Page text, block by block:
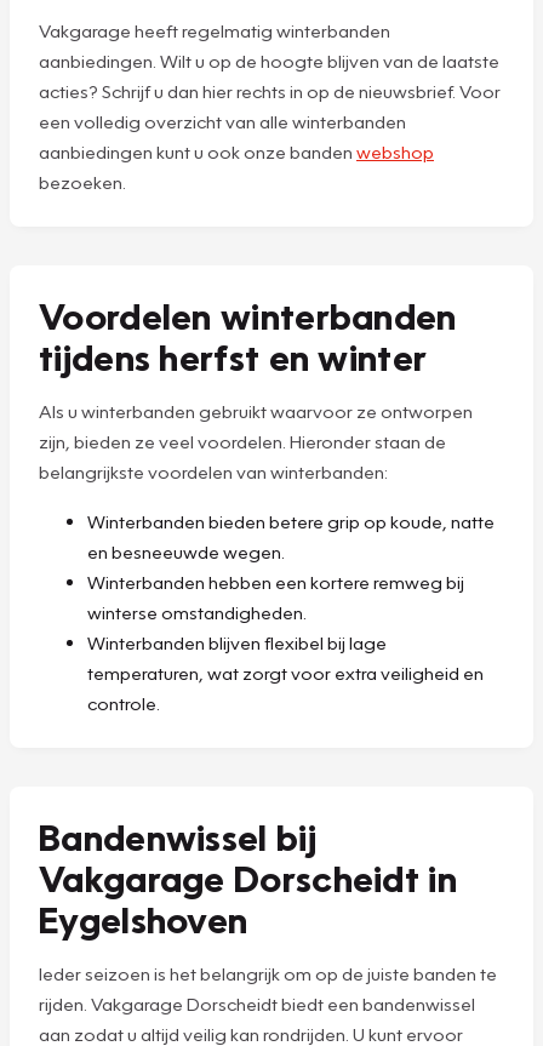
Vakgarage heeft regelmatig winterbanden
aanbiedingen. Wilt u op de hoogte blijven van de laatste
acties? Schrijf u dan hier rechts in op de nieuwsbrief. Voor
een volledig overzicht van alle winterbanden
aanbiedingen kunt u ook onze banden webshop
bezoeken.
Voordelen winterbanden
tijdens herfst en winter
Als u winterbanden gebruikt waarvoor ze ontworpen
zijn, bieden ze veel voordelen. Hieronder staan de
belangrijkste voordelen van winterbanden:
Winterbanden bieden betere grip op koude, natte
en besneeuwde wegen.
Winterbanden hebben een kortere remweg bij
winterse omstandigheden.
Winterbanden blijven flexibel bij lage
temperaturen, wat zorgt voor extra veiligheid en
controle.
Bandenwissel bij
Vakgarage Dorscheidt in
Eygelshoven
Ieder seizoen is het belangrijk om op de juiste banden te
rijden. Vakgarage Dorscheidt biedt een bandenwissel
aan zodat u altijd veilig kan rondrijden. U kunt ervoor